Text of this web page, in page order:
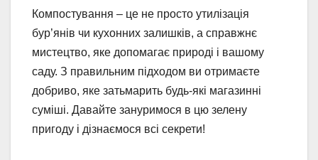
Компостування – це не просто утилізація
бур’янів чи кухонних залишків, а справжнє
мистецтво, яке допомагає природі і вашому
саду. З правильним підходом ви отримаєте
добриво, яке затьмарить будь-які магазинні
суміші. Давайте зануримося в цю зелену
пригоду і дізнаємося всі секрети!